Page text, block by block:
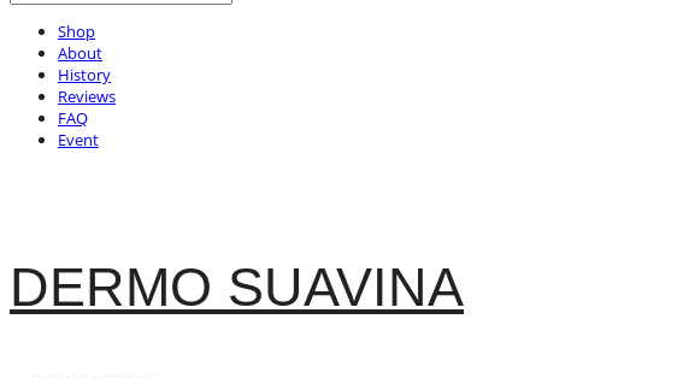
Shop
About
History
Reviews
FAQ
Event
DERMO SUAVINA